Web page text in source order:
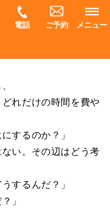
電話 ご予約 メニュー
、当然、周りからは
れだけの時間を費や
するのか？」
い。その辺はどう考
するんだ？」
」